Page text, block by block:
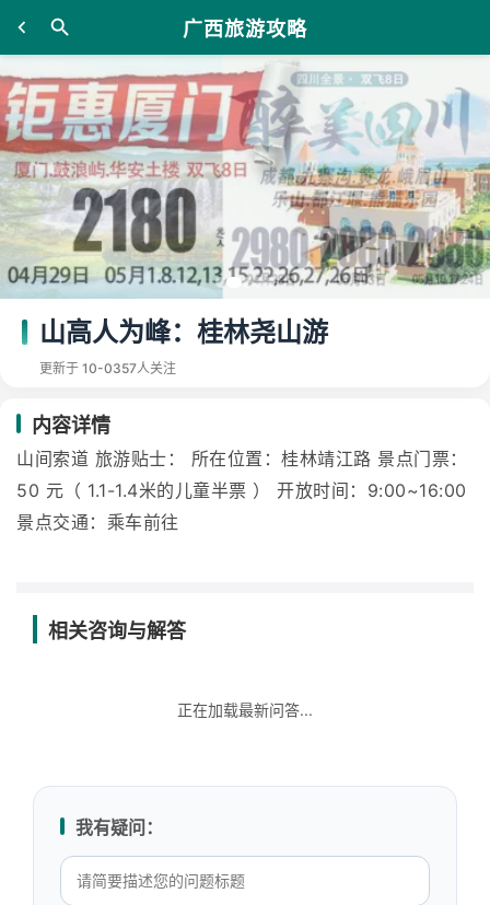
广西旅游攻略
山高人为峰：桂林尧山游
更新于 10-0357人关注
内容详情
山间索道 旅游贴士： 所在位置：桂林靖江路 景点门票：
50 元（ 1.1-1.4米的儿童半票 ） 开放时间：9:00~16:00
景点交通：乘车前往
相关咨询与解答
正在加载最新问答...
我有疑问：